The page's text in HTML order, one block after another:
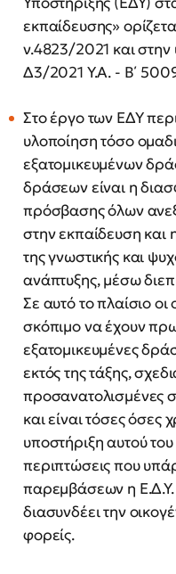
εκπαίδευσης»
ν.4823/2021 και
Δ3/2021 Υ.Α. - Β΄
Στο έργο των ΕΔΥ
υλοποίηση τόσο
εξατομικευμένων
δράσεων είναι η
πρόσβασης όλων
στην εκπαίδευση
της γνωστικής και
ανάπτυξης, μέσω
Σε αυτό το πλαίσιο οι
σκόπιμο να έχουν
εξατομικευμένες
εκτός της τάξης,
προσανατολισμένες
και είναι τόσες όσες
υποστήριξη αυτού του
περιπτώσεις που
παρεμβάσεων η Ε.Δ.Υ.
διασυνδέει την
φορείς.